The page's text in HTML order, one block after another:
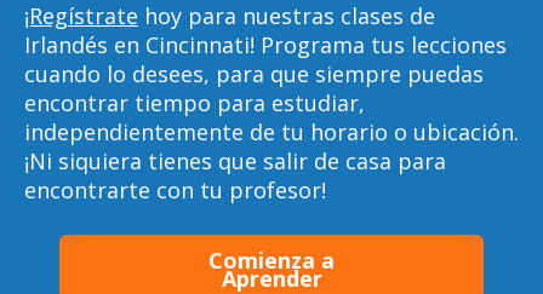
¡Regístrate hoy para nuestras clases de
Irlandés en Cincinnati! Programa tus lecciones
cuando lo desees, para que siempre puedas
encontrar tiempo para estudiar,
independientemente de tu horario o ubicación.
¡Ni siquiera tienes que salir de casa para
encontrarte con tu profesor!
Comienza a
Aprender